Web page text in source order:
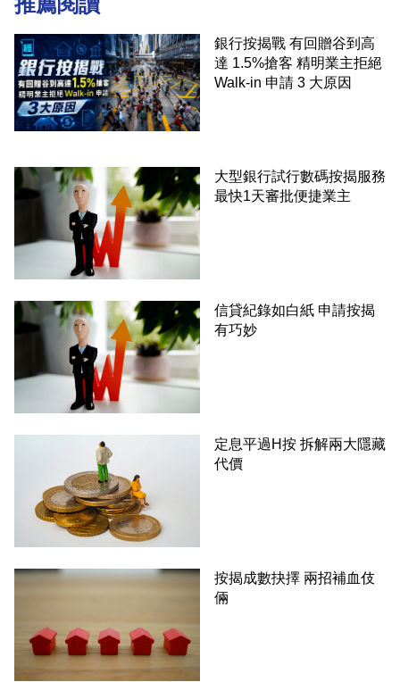
銀行按揭戰 有回贈谷到高
達 1.5%搶客 精明業主拒絕
Walk-in 申請 3 大原因
大型銀行試行數碼按揭服務
最快1天審批便捷業主
信貸紀錄如白紙 申請按揭
有巧妙
定息平過H按 拆解兩大隱藏
代價
按揭成數抉擇 兩招補血伎
倆